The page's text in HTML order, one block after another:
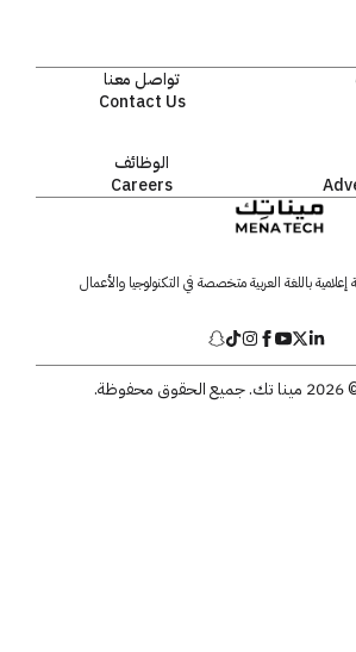
تواصل معنا
Contact Us
الوظائف
Careers
باللغة العربية متخصصة في التكنولوجيا والأعمال